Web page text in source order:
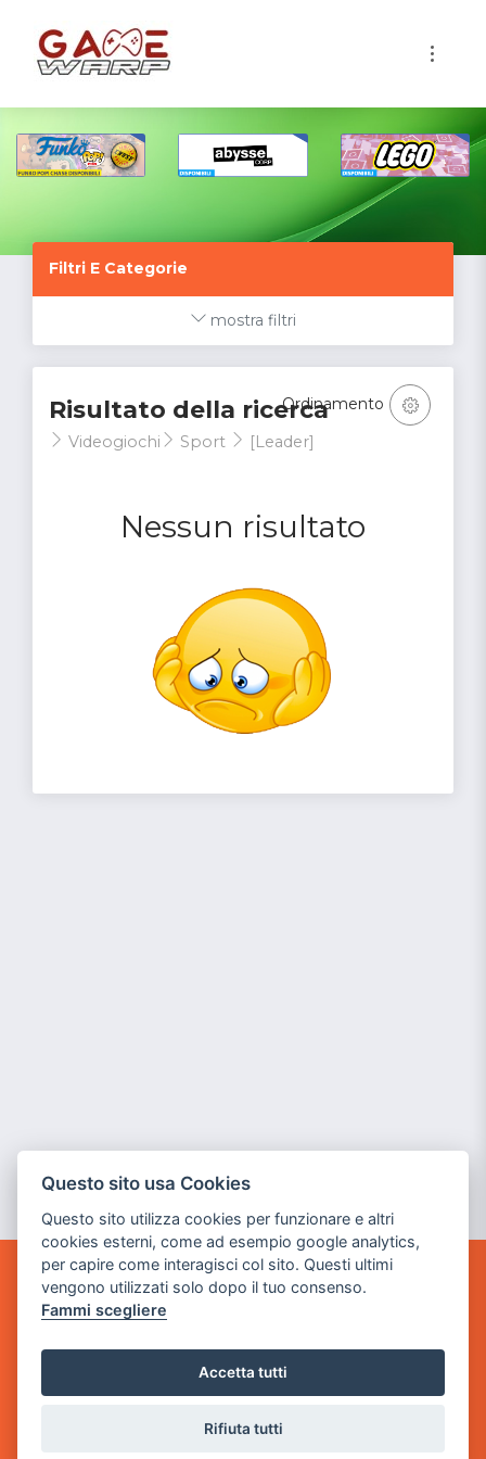
Filtri E Categorie
mostra filtri
Risultato della ricerca
Videogiochi Sport [Leader]
Nessun risultato
Ordinamento
GAME WARP
BY POWER GAME SRL
via Villaggio dei Platani, 3
Questo sito usa Cookies
Questo sito utilizza cookies per funzionare e altri
cookies esterni, come ad esempio google analytics,
per capire come interagisci col sito. Questi ultimi
vengono utilizzati solo dopo il tuo consenso.
Fammi scegliere
Accetta tutti
Rifiuta tutti